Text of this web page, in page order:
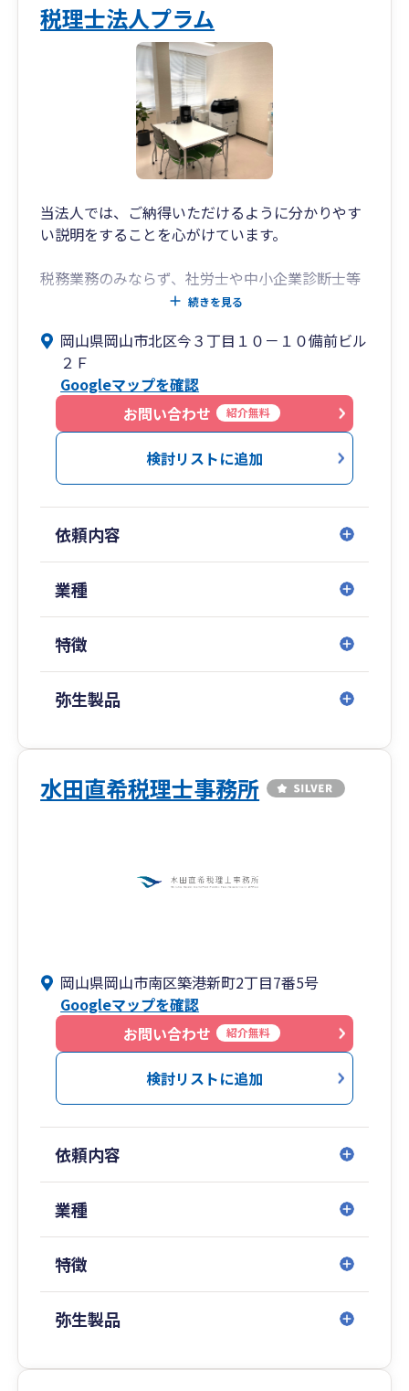
また、資産税に特化した税理士による相続対策及
び事業承継対策を実施し、法人・個人に対するト
ータルコンサルティングを行っています。その他
にも医療機関（医療法人、特定医療法人、社会医
療法人、社会福祉法人、開業医、調剤薬局等）へ
の関与実績も豊富であり、開業指導・医療法人設
立・診療報酬分析・医療機関の事業承継対策等の
ています。
税理士法人プラム
当法人では、ご納得いただけるように分かりやす
い説明をすることを心がけています。
税務業務のみならず、社労士や中小企業診断士等
の専門家と提携して、補助金や助成金の活用もご
また経営計画の策定や、売上や利益の改善のため
の予算策定、黒字化に向けての各種分析も実施
し、御社の発展に貢献します。
クラウド会計の導入による経理業務や給与計算の
効率化の支援も実施しており、記帳代行も承って
います。
続きを見る
岡山県岡山市北区今３丁目１０－１０備前ビル
２Ｆ
Googleマップを確認
お問い合わせ
紹介無料
検討リストに追加
依頼内容
業種
特徴
弥生製品
水田直希税理士事務所
岡山県岡山市南区築港新町2丁目7番5号
Googleマップを確認
お問い合わせ
紹介無料
検討リストに追加
依頼内容
業種
特徴
弥生製品